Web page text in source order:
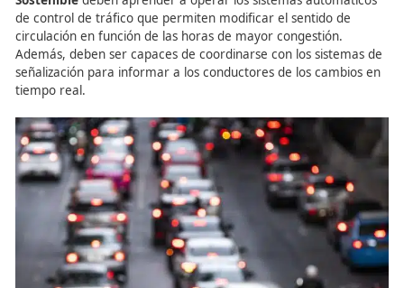
La Formación Profesional
Optimización del Tráfico
Calzadas Reversibles
La capacidad de adaptar las calzadas al flujo de tráfico
fundamental para mejorar la eficiencia y reducir la
Técnicos Superioresformados enMovilidad
Sostenibledeben aprender a operar los sistemas
de control de tráfico que permiten modificar el sentido
circulación en función de las horas de mayor congestión.